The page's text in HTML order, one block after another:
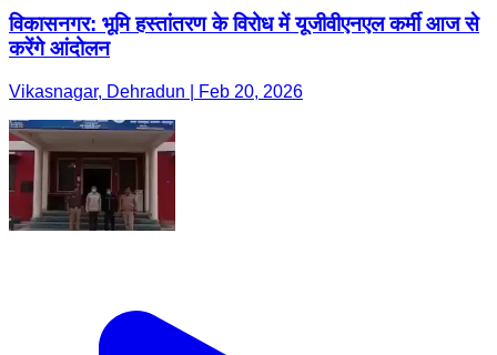
विकासनगर: भूमि हस्तांतरण के विरोध में यूजीवीएनएल कर्मी आज से
करेंगे आंदोलन
Vikasnagar, Dehradun | Feb 20, 2026